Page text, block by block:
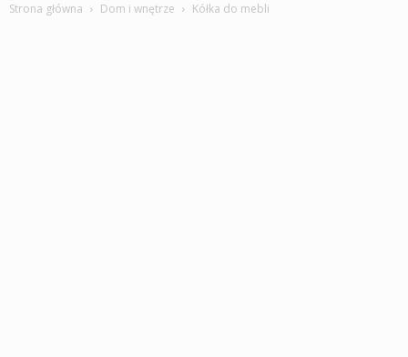
Strona główna Dom i wnętrze Kółka do mebli